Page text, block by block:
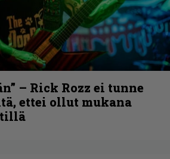
– Rick Rozz ei tunne
ettei ollut mukana